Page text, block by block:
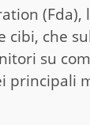
(Fda),
cibi, che
su
principali